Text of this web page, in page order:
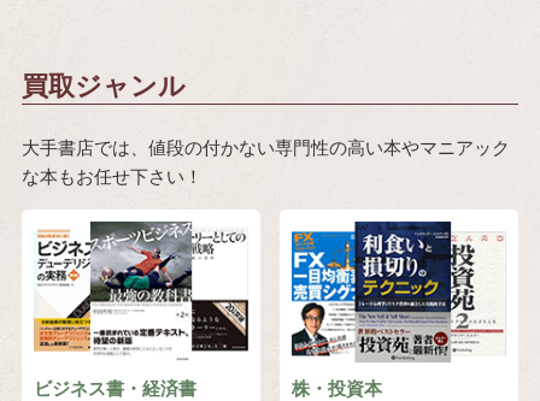
買取ジャンル
大手書店では、値段の付かない専門性の高い本やマニアック
な本もお任せ下さい！
ビジネス書・経済書 株・投資本